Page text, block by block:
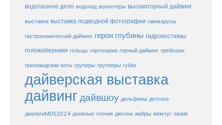
водолазное дело водопад волонтеры высокогорный дайвинг
выставка выставка подводной фотографии гаммарусы
гастрономический дайвинг герои глубины гидрокостюмы
голожаберники гольцы горгонарии горный дайвинг гребешки
гренландские киты груперы групперы губки
дайверская выставка
дайвингдайвшоу дельфины детское
диалогиMDS2024 дневные чтения дюгони жабры жемчуг залив